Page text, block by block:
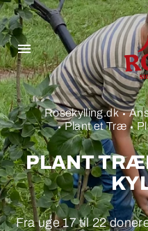
Rosekylling.dk
Plant et Træ
PLANT
Fra uge 17 til 22